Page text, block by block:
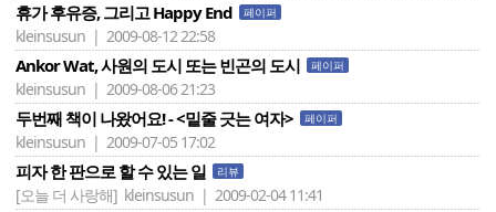
휴가 후유증, 그리고 Happy End 페이퍼
kleinsusun | 2009-08-12 22:58
Ankor Wat, 사원의 도시 또는 빈곤의 도시 페이퍼
kleinsusun | 2009-08-06 21:23
두번째 책이 나왔어요! - <밑줄 긋는 여자> 페이퍼
kleinsusun | 2009-07-05 17:02
피자 한 판으로 할 수 있는 일 리뷰
[오늘 더 사랑해] kleinsusun | 2009-02-04 11:41